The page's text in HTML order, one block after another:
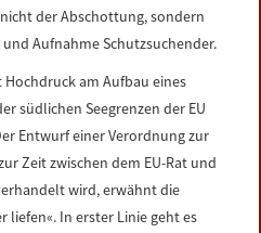
der Abschottung, sondern
Aufnahme Schutzsuchender.
Hochdruck am Aufbau eines
südlichen Seegrenzen der EU
Entwurf einer Verordnung zur
Zeit zwischen dem EU-Rat und
wird, erwähnt die
In erster Linie geht es